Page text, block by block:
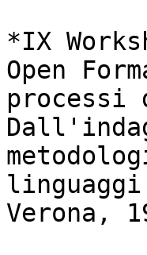
*IX
Open
processi
Verona,